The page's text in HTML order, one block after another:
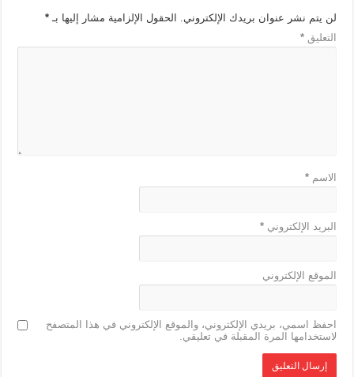
لن يتم نشر عنوان بريدك الإلكتروني. الحقول الإلزامية مشار إليها بـ*
التعليق*
الاسم*
البريد الإلكتروني*
الموقع الإلكتروني
احفظ اسمي، بريدي الإلكتروني، والموقع الإلكتروني في هذا المتصفح
لاستخدامها المرة المقبلة في تعليقي.